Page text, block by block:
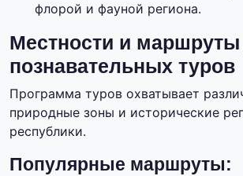
флорой и фауной региона.
Местности и
познавательных туров
Программа туров охватывает
природные зоны и исторические
республики.
Популярные маршруты: